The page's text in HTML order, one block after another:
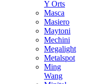
Y Orts
Masca
Masiero
Maytoni
Mechini
Megalight
Metalspot
Ming
Wang